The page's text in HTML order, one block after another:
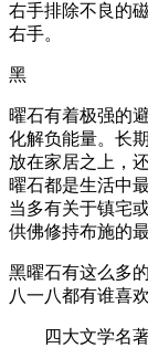
右手排除不良的
右手。
黑
曜石有着极强的
化解负能量。长
放在家居之上，
曜石都是生活中
当多有关于镇宅
供佛修持布施的
黑曜石有这么多
八一八都有谁喜
四大文学名著